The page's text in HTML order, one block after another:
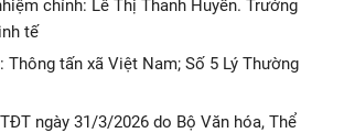
chính: Lê Thị Thanh Huyền. Trưởng
tế
Thông tấn xã Việt Nam; Số 5 Lý Thường
ngày 31/3/2026 do Bộ Văn hóa, Thể